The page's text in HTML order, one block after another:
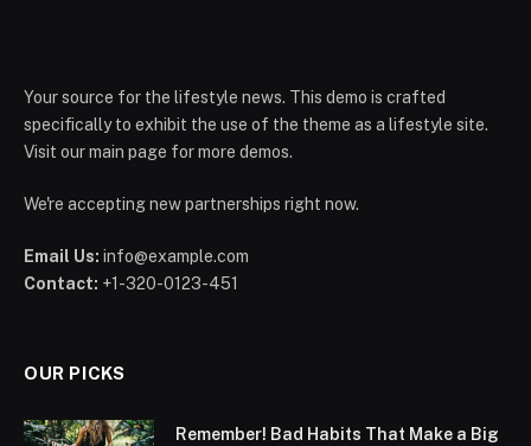
Your source for the lifestyle news. This demo is crafted
specifically to exhibit the use of the theme as a lifestyle site.
Visit our main page for more demos.
We're accepting new partnerships right now.
Email Us: info@example.com
Contact: +1-320-0123-451
OUR PICKS
Remember! Bad Habits That Make a Big